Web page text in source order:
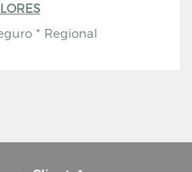
* Regional